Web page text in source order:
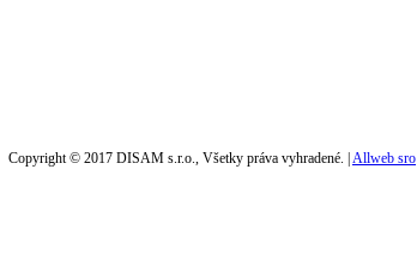
Copyright © 2017 DISAM s.r.o., Všetky práva vyhradené. |Allweb sro